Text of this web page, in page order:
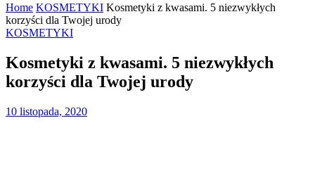
Home KOSMETYKI Kosmetyki z kwasami. 5 niezwykłych
korzyści dla Twojej urody
KOSMETYKI
Kosmetyki z kwasami. 5 niezwykłych
korzyści dla Twojej urody
10 listopada, 2020